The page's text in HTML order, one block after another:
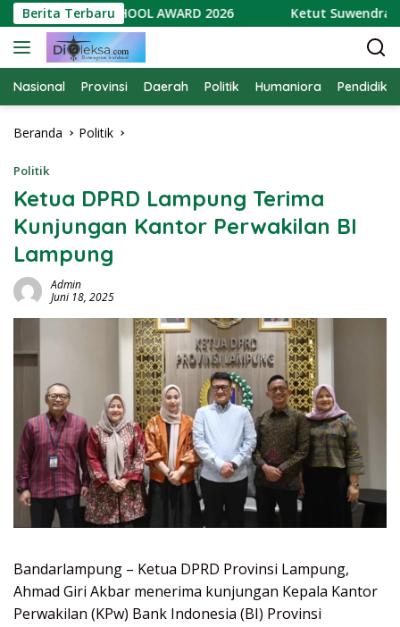
Langsung
ke
konten
Berita Terbaru
GREEN SCHOOL AWARD 2026 Ketut Suwendra
Nasional Provinsi Daerah Politik Humaniora
Beranda Politik
Politik
Ketua DPRD Lampung Terima
Kunjungan Kantor Perwakilan BI
Lampung
Admin
Juni 18, 2025
Bandarlampung – Ketua DPRD Provinsi Lampung,
Ahmad Giri Akbar menerima kunjungan Kepala Kantor
Perwakilan (KPw) Bank Indonesia (BI) Provinsi